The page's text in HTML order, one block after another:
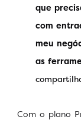
que
com
meu
as
Com o plano